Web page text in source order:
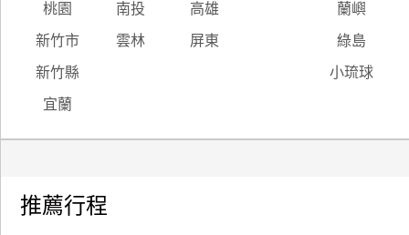
桃園 南投 高雄 蘭嶼
新竹市 雲林 屏東 綠島
新竹縣 小琉球
宜蘭
推薦行程